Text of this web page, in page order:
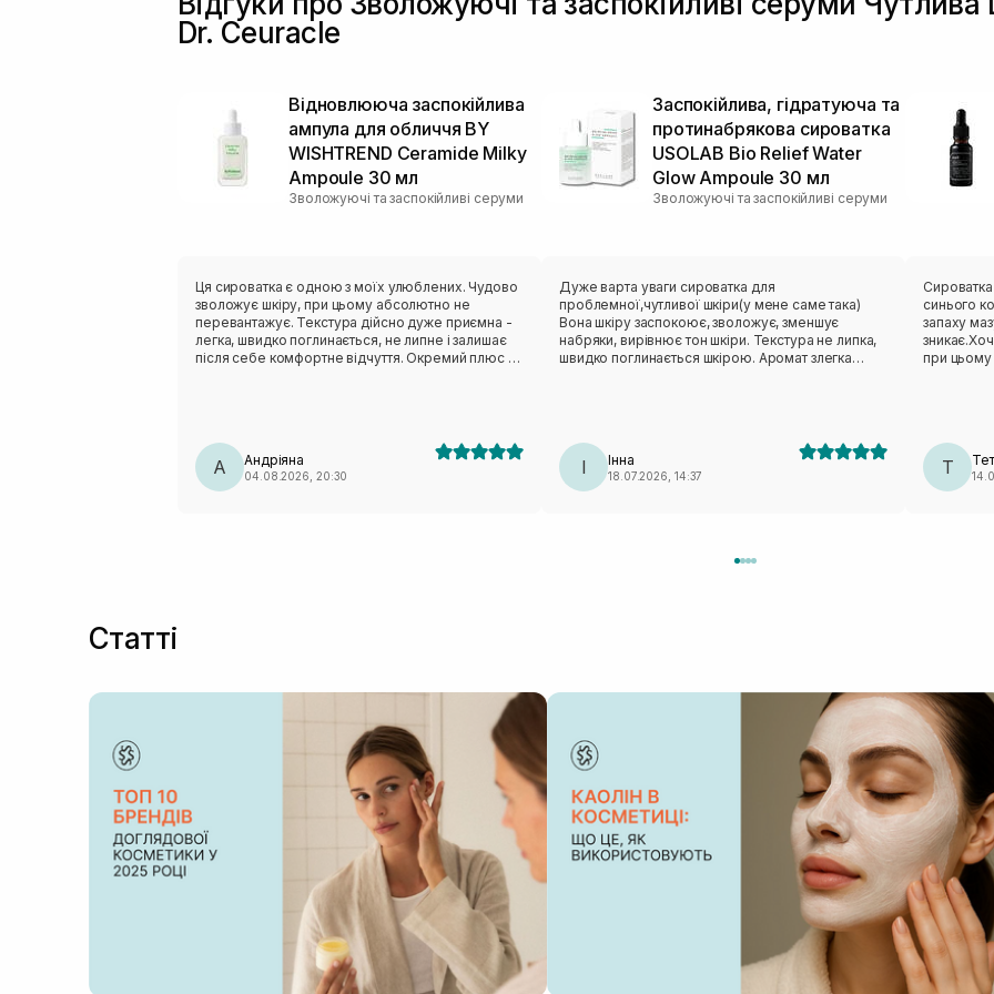
Dr. Ceuracle
Відновлююча заспокійлива
ампула для обличчя BY
WISHTREND Ceramide Milky
Ampoule 30 мл
Зволожуючі та заспокійливі серуми
Ця сироватка є одною з моїх улюблених. Чудово
зволожує шкіру, при цьому абсолютно не
перевантажує. Текстура дійсно дуже приємна -
легка, швидко поглинається, не липне і залишає
після себе комфортне відчуття. Окремий плюс -
що цю версію знімають з виробництва, але вже
чекаю на оновлену формулу, по опису вона теж
мала би підійти моїй шкірі🥹
А Андріяна
04.08.2026, 20:30
Заспокійлива, гідратуюча та
протинабрякова сироватка
USOLAB Bio Relief Water
Glow Ampoule 30 мл
Зволожуючі та заспокійливі серуми
Дуже варта уваги сироватка для
проблемної,чутливої шкіри(у мене саме така)
Вона шкіру заспокоює, зволожує, зменшує
набряки, вирівнює тон шкіри. Текстура не липка,
швидко поглинається шкірою. Аромат злегка
в таких місцях шкіра також потребує відпочинку,
а не активів. Звичайний базовий продукт, не
варто очікувати чогось ВАУ від нього.
І Інна
18.07.2026, 14:37
синього
запаху
при цьому
Т
Статті